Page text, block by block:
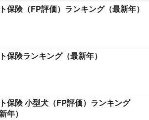
保険（FP評価）ランキング（最新年）
保険ランキング（最新年）
保険 小型犬（FP評価）ランキング
年）